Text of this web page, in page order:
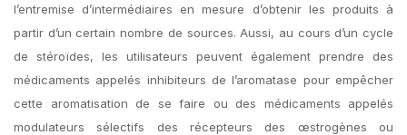
l’entremise d’intermédiaires en mesure d’obtenir les produits à
partir d’un certain nombre de sources. Aussi, au cours d’un cycle
de stéroïdes, les utilisateurs peuvent également prendre des
médicaments appelés inhibiteurs de l’aromatase pour empêcher
cette aromatisation de se faire ou des médicaments appelés
modulateurs sélectifs des récepteurs des œstrogènes ou